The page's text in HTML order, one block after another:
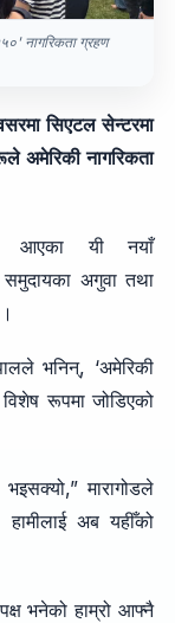
नागरिकता ग्रहण
सिएटल सेन्टरमा
अमेरिकी नागरिकता
आएका यी नयाँ
समुदायका अगुवा तथा
भनिन्, ‘अमेरिकी
रूपमा जोडिएको
मारागोडले
अब यहीँको
पक्ष भनेको हाम्रो आफ्नै